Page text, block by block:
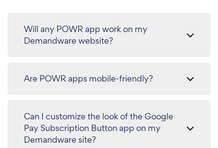
Will any POWR app work on my
Demandware website?
Are POWR apps mobile-friendly?
Can I customize the look of the Google
Pay Subscription Button app on my
Demandware site?